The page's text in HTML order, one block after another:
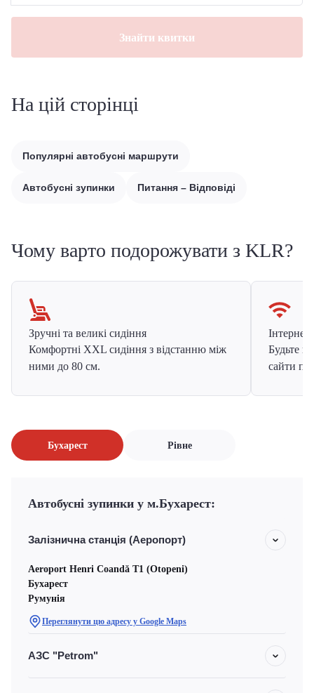
Знайти квитки
На цій сторінці
Популярні автобусні маршрути
Автобусні зупинки Питання – Відповіді
Чому варто подорожувати з KLR?
Зручні та великі сидіння
Комфортні XXL сидіння з відстанню між
ними до 80 см.
Інтернет
Будьте
сайти
Бухарест Рівне
Автобусні зупинки у м.Бухарест:
Залізнична станція (Аеропорт)
Aeroport Henri Coandă T1 (Otopeni)
Бухарест
Румунія
Переглянути цю адресу у Google Maps
АЗС "Petrom"